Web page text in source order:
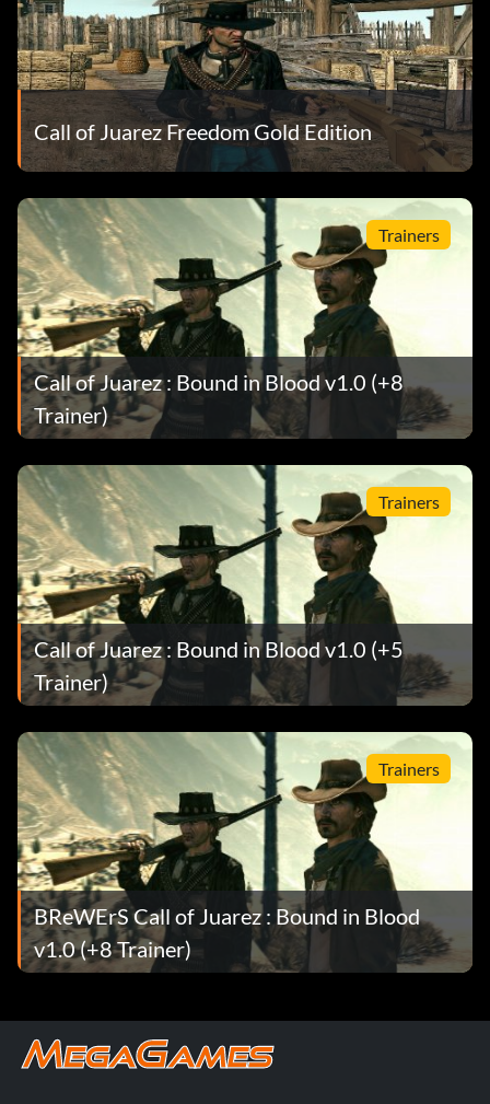
Call of Juarez Freedom Gold Edition
Trainers
Call of Juarez : Bound in Blood v1.0 (+8
Trainer)
Trainers
Call of Juarez : Bound in Blood v1.0 (+5
Trainer)
Trainers
BReWErS Call of Juarez : Bound in Blood
v1.0 (+8 Trainer)